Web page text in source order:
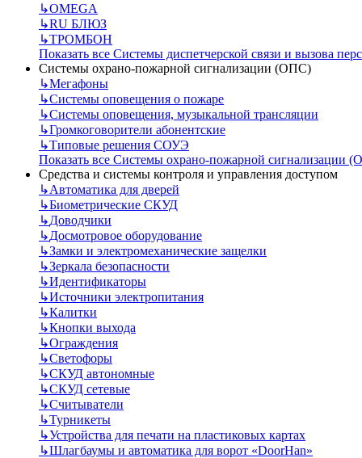
↳OMEGA
↳RU БЛЮЗ
↳ТРОМБОН
Показать все Системы диспетчерской связи и вызова
Системы охрано-пожарной сигнализации (ОПС)
↳Мегафоны
↳Системы оповещения о пожаре
↳Системы оповещения, музыкальной трансляции
↳Громкоговорители абонентские
↳Типовые решения СОУЭ
Показать все Системы охрано-пожарной сигнализации
Средства и системы контроля и управления доступом
↳Автоматика для дверей
↳Биометрические СКУД
↳Доводчики
↳Досмотровое оборудование
↳Замки и электромеханические защелки
↳Зеркала безопасности
↳Идентификаторы
↳Источники электропитания
↳Калитки
↳Кнопки выхода
↳Ограждения
↳Светофоры
↳СКУД автономные
↳СКУД сетевые
↳Считыватели
↳Турникеты
↳Устройства для печати на пластиковых картах
↳Шлагбаумы и автоматика для ворот «DoorHan»